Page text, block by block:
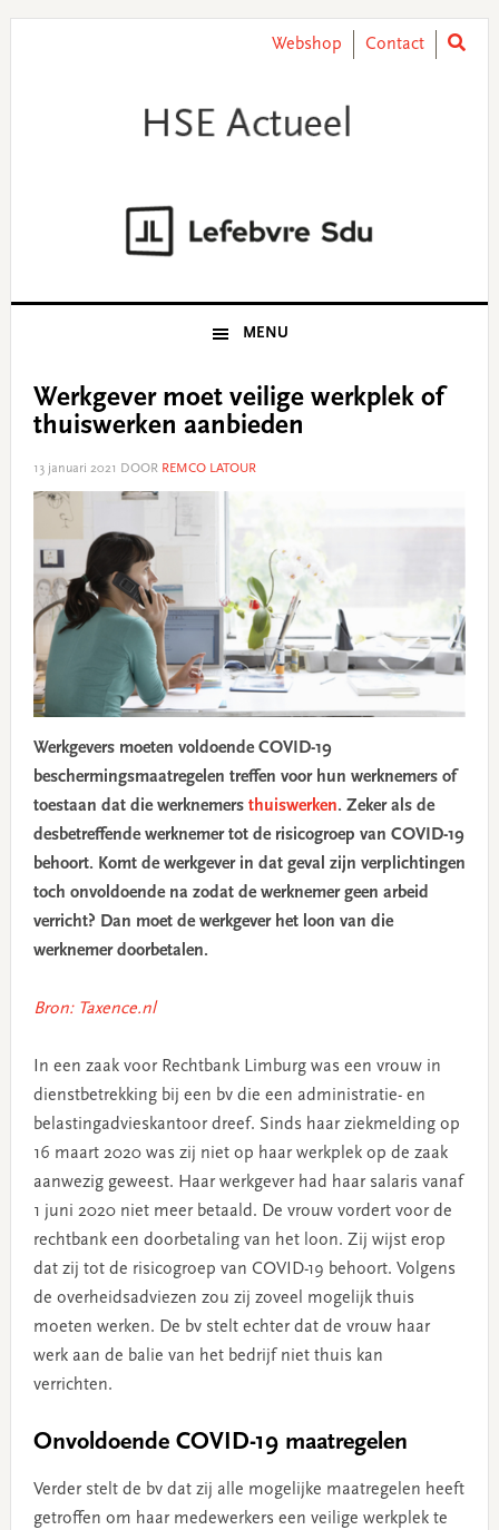
Webshop Contact
MENU
Werkgever moet veilige werkplek of
thuiswerken aanbieden
13 januari 2021 DOOR REMCO LATOUR
Werkgevers moeten voldoende COVID-19
beschermingsmaatregelen treffen voor hun werknemers of
toestaan dat die werknemers thuiswerken. Zeker als de
desbetreffende werknemer tot de risicogroep van COVID-19
behoort. Komt de werkgever in dat geval zijn verplichtingen
toch onvoldoende na zodat de werknemer geen arbeid
verricht? Dan moet de werkgever het loon van die
werknemer doorbetalen.
Bron: Taxence.nl
In een zaak voor Rechtbank Limburg was een vrouw in
dienstbetrekking bij een bv die een administratie- en
belastingadvieskantoor dreef. Sinds haar ziekmelding op
16 maart 2020 was zij niet op haar werkplek op de zaak
aanwezig geweest. Haar werkgever had haar salaris vanaf
1 juni 2020 niet meer betaald. De vrouw vordert voor de
rechtbank een doorbetaling van het loon. Zij wijst erop
dat zij tot de risicogroep van COVID-19 behoort. Volgens
de overheidsadviezen zou zij zoveel mogelijk thuis
moeten werken. De bv stelt echter dat de vrouw haar
werk aan de balie van het bedrijf niet thuis kan
verrichten.
Onvoldoende COVID-19 maatregelen
Verder stelt de bv dat zij alle mogelijke maatregelen heeft
getroffen om haar medewerkers een veilige werkplek te